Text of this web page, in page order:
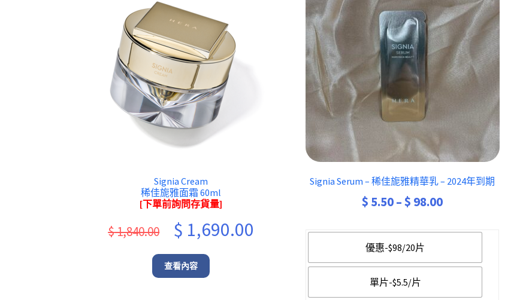
Signia Cream
稀佳旎雅面霜 60ml
[下單前詢問存貨量]
$1,840.00
Original
price
was:
$ 1,840.00.
$ 1,690.00
查看內容
Signia Serum – 稀佳旎雅精華乳 – 2024年到期
$ 5.50– $ 98.00Price
through
優惠-$98/20片
單片-$5.5/片